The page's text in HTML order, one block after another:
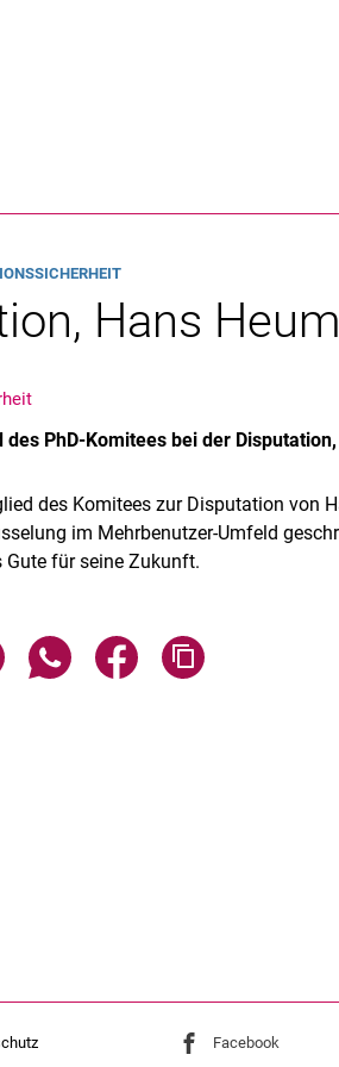
Hans Heum
PhD-Komitees bei der
des Komitees zur Disputation von
im Mehrbenutzer-Umfeld
für seine Zukunft.
Seite über E-Mail teilen
Seite über WhatsApp teilen
Seite über Facebook
Externer Link:
Facebook